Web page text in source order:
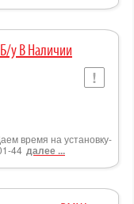
у В Наличии
44 далее ...